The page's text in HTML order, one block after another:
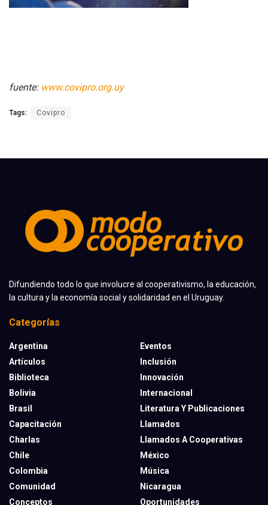
fuente: www.covipro.org.uy
Tags: Covipro
Difundiendo todo lo que involucre al cooperativismo, la educación,
la cultura y la economía social y solidaridad en el Uruguay.
Categorías
Argentina
Artículos
Biblioteca
Bolivia
Brasil
Capacitación
Charlas
Chile
Colombia
Comunidad
Conceptos
Eventos
Inclusión
Innovación
Internacional
Literatura Y Publicaciones
Llamados
Llamados A Cooperativas
México
Música
Nicaragua
Oportunidades